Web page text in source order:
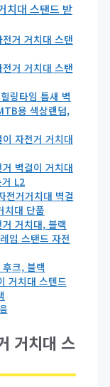
치대 스탠드 받
거 거치대 스탠
거 거치대 스탠
링타임 틈새 벽
용 색상랜덤,
자전거 거치대
벽걸이 거치대
L2
전거거치대 벽걸
치대 단품
거치대, 블랙
임 스탠드 자전
크, 블랙
거치대 스텐드
거치대 스